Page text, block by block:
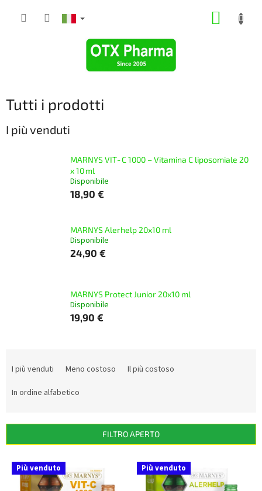
Tutti i prodotti
I più venduti
MARNYS VIT‑C 1000 – Vitamina C liposomiale 20
x 10 ml
Disponibile
18,90 €
MARNYS Alerhelp 20x10 ml
Disponibile
24,90 €
MARNYS Protect Junior 20x10 ml
Disponibile
19,90 €
e
n
I più venduti Meno costoso
Il più costoso
In ordine alfabetico
FILTRO APERTO
Più venduto Più venduto